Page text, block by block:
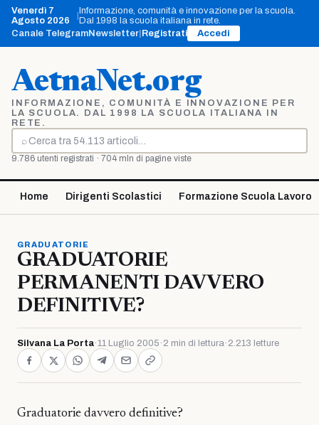
Vai
contenuto
Venerdì 7
Agosto 2026
Informazione, comunità e innovazione per la scuola.
Dal 1998 la scuola italiana in rete.
Canale TelegramNewsletter Registrati Accedi
AetnaNet.org
INFORMAZIONE, COMUNITÀ E INNOVAZIONE PER
LA SCUOLA. DAL 1998 LA SCUOLA ITALIANA IN
RETE.
⌕
Cerca
9.786 utenti registrati · 704 mln di pagine viste
Home Dirigenti Scolastici Formazione Scuola Lavoro
GRADUATORIE
GRADUATORIE
PERMANENTI DAVVERO
DEFINITIVE?
Silvana La Porta·11 Luglio 2005 · 2 min di lettura· 2.213 letture
Graduatorie davvero definitive?